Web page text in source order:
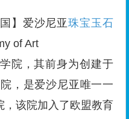
】爱沙尼亚珠宝玉石
of Art
院，其前身为创建于
，是爱沙尼亚唯一一
该院加入了欧盟教育